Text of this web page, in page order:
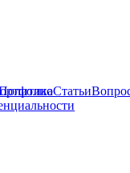
Статьи